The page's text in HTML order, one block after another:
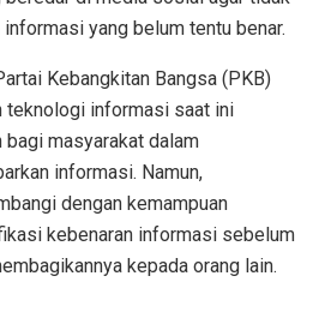
yang belum tentu benar.
Kebangkitan Bangsa (PKB)
teknologi informasi saat ini
masyarakat dalam
informasi. Namun,
dengan kemampuan
kebenaran informasi sebelum
kepada orang lain.